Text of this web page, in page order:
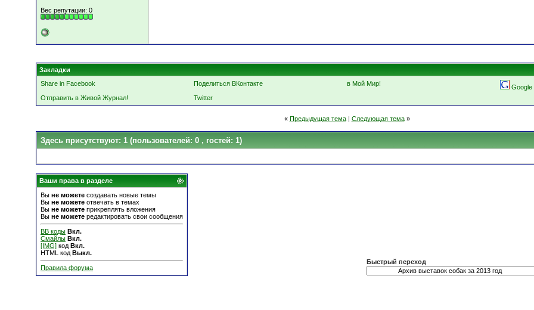
Вес репутации: 0
Закладки
Share in Facebook
Поделиться ВКонтакте в Мой Мир!
Google
Отправить в Живой Журнал!
Twitter
« Предыдущая тема| Следующая тема »
Здесь присутствуют: 1 (пользователей: 0 , гостей: 1)
Ваши права в разделе
Вы не можете создавать новые темы
Вы не можете отвечать в темах
Вы не можете прикреплять вложения
Вы не можете редактировать свои сообщения
BB коды Вкл.
Смайлы Вкл.
[IMG] код Вкл.
HTML код Выкл.
Правила форума
Быстрый переход